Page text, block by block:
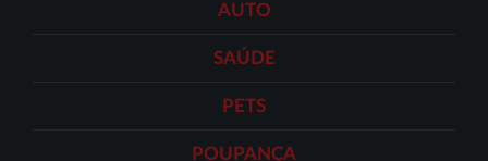
AUTO
SAÚDE
PETS
POUPANÇA